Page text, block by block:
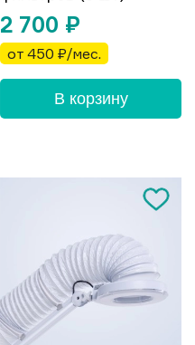
2 700 ₽
от 450 ₽/мес.
В корзину